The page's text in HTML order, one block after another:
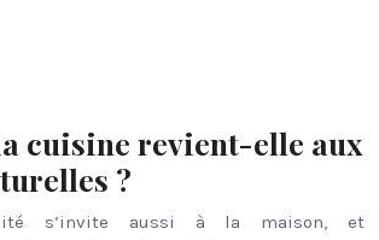
cuisine revient-elle aux
?
s’invite aussi à la maison, et